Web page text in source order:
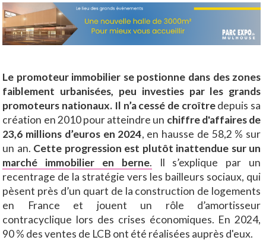
Le promoteur immobilier se postionne dans des zones
faiblement urbanisées, peu investies par les grands
promoteurs nationaux. Il n’a cessé de croîtredepuis sa
création en 2010 pour atteindre un chiffre d'affaires de
23,6 millions d’euros en 2024, en hausse de 58,2 % sur
un an. Cette progression est plutôt inattendue sur un
marché immobilier en berne. Il s’explique par un
recentrage de la stratégie vers les bailleurs sociaux, qui
pèsent près d’un quart de la construction de logements
en France et jouent un rôle d’amortisseur
contracyclique lors des crises économiques. En 2024,
90 % des ventes de LCB ont été réalisées auprès d'eux.